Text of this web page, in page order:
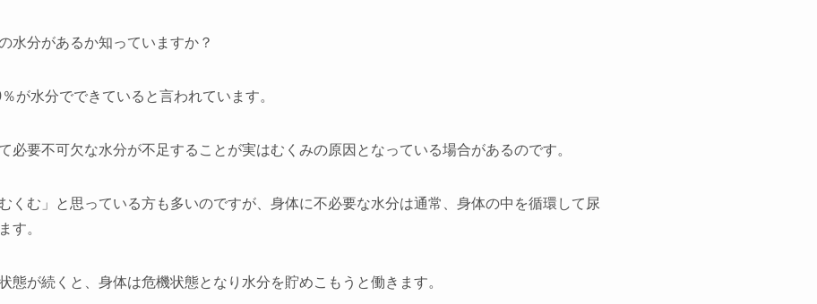
水分があるか知っていますか？
が水分でできていると言われています。
必要不可欠な水分が不足することが実はむくみの原因となっている場合があるのです。
くむ」と思っている方も多いのですが、身体に不必要な水分は通常、身体の中を循環して尿
す。
態が続くと、身体は危機状態となり水分を貯めこもうと働きます。